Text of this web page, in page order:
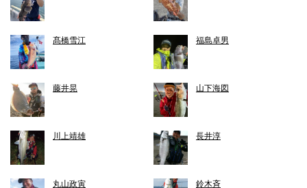
髙橋雪江 福島卓男
藤井晃 山下海図
川上靖雄 長井淳
丸山政寅 鈴木斉